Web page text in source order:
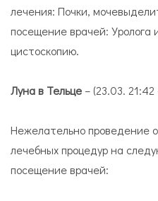
лечения: Поч­ки,
посещение врачей:
ци­сто­ско­пию.
Луна в Тельце – (23.03.
Нежелательно проведение
лечебных процедур на
посещение врачей: